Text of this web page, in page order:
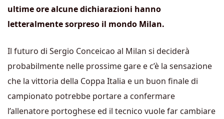
ultime ore alcune dichiarazioni hanno
letteralmente sorpreso il mondo Milan.
Il futuro di Sergio Conceicao al Milan si deciderà
probabilmente nelle prossime gare e c’è la sensazione
che la vittoria della Coppa Italia e un buon finale di
campionato potrebbe portare a confermare
l’allenatore portoghese ed il tecnico vuole far cambiare